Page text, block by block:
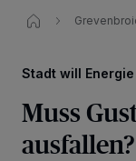
Stadt will
Muss
ausfallen?